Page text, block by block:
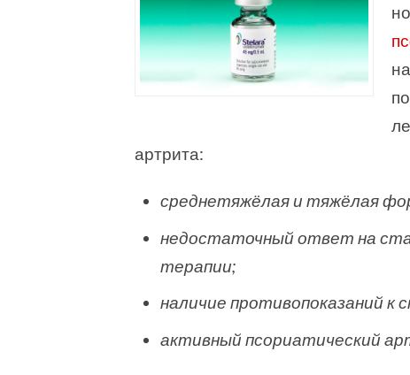
артрита:
среднетяжёлая и тяжёлая
недостаточный ответ на
терапии;
наличие противопоказаний
активный псориатический